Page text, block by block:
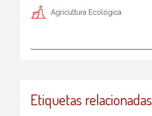
Agricultura Ecológica
Etiquetas relacionadas